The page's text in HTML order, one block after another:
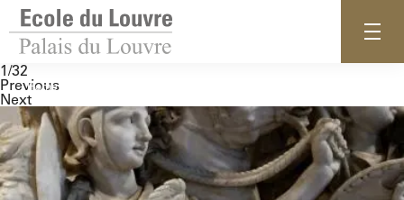
Home
1/32
Previous
Next